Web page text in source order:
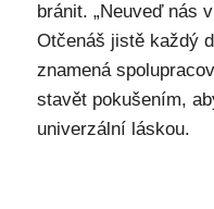
bránit. „Neuveď nás
Otčenáš jistě každý
znamená
stavět pokušením,
univerzální láskou.